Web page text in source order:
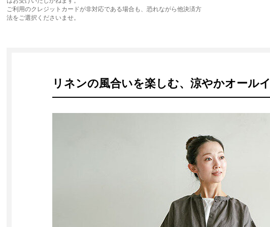
ご利用のクレジットカードが非対応である場合も、恐れながら他決済方
法をご選択くださいませ。
リネンの風合いを楽しむ、涼やかオール